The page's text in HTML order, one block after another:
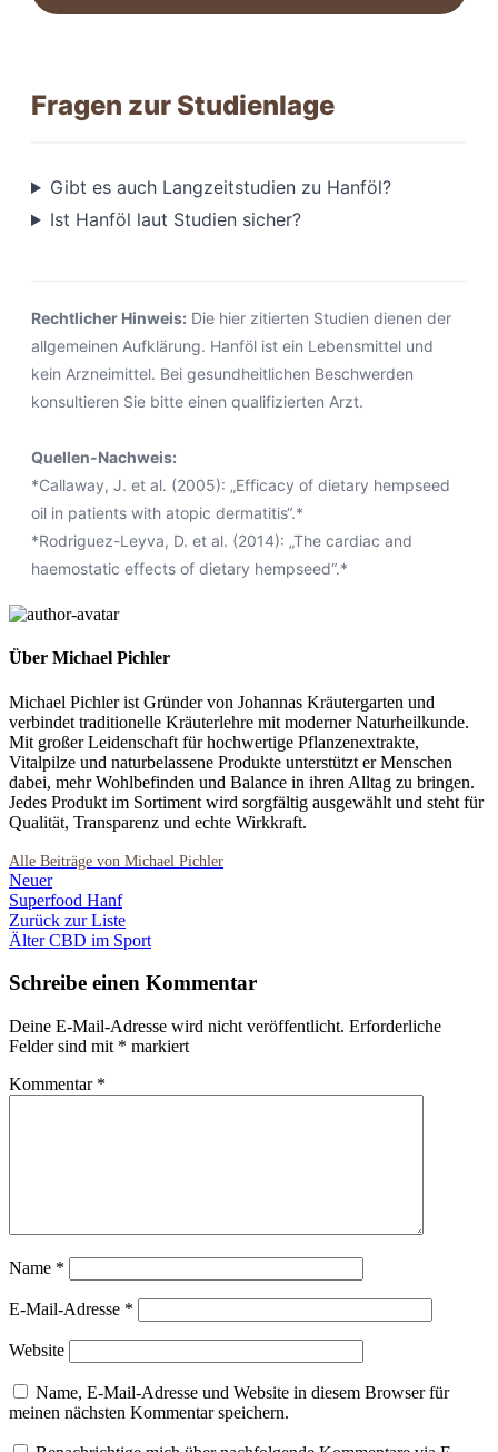
Fragen zur Studienlage
Gibt es auch Langzeitstudien zu Hanföl?
Ist Hanföl laut Studien sicher?
Rechtlicher Hinweis: Die hier zitierten Studien dienen der
allgemeinen Aufklärung. Hanföl ist ein Lebensmittel und
kein Arzneimittel. Bei gesundheitlichen Beschwerden
konsultieren Sie bitte einen qualifizierten Arzt.
Quellen-Nachweis:
*Callaway, J. et al. (2005): „Efficacy of dietary hempseed
oil in patients with atopic dermatitis“.*
*Rodriguez-Leyva, D. et al. (2014): „The cardiac and
haemostatic effects of dietary hempseed“.*
Über Michael Pichler
Michael Pichler ist Gründer von Johannas Kräutergarten und
verbindet traditionelle Kräuterlehre mit moderner Naturheilkunde.
Mit großer Leidenschaft für hochwertige Pflanzenextrakte,
Vitalpilze und naturbelassene Produkte unterstützt er Menschen
dabei, mehr Wohlbefinden und Balance in ihren Alltag zu bringen.
Jedes Produkt im Sortiment wird sorgfältig ausgewählt und steht für
Qualität, Transparenz und echte Wirkkraft.
Neuer
Superfood Hanf
Zurück zur Liste
Älter CBD im Sport
Schreibe einen Kommentar
Deine E-Mail-Adresse wird nicht veröffentlicht. Erforderliche
Felder sind mit * markiert
Kommentar *
Name *
E-Mail-Adresse *
Website
Name, E-Mail-Adresse und Website in diesem Browser für
meinen nächsten Kommentar speichern.